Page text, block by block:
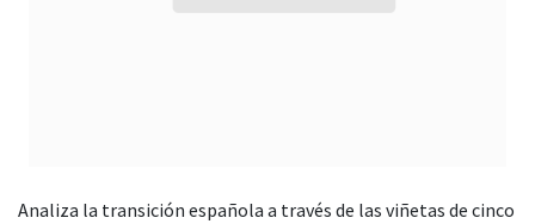
Analiza la transición española a través de las viñetas de cinco